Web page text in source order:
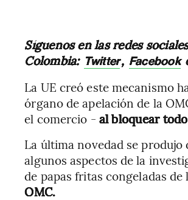
Síguenos en las redes
Colombia: Twitter, Facebook
La UE creó este mecanismo
órgano de apelación de la
el comercio - al bloquear
La última novedad se produjo
algunos aspectos de la
de papas fritas congeladas de
OMC.